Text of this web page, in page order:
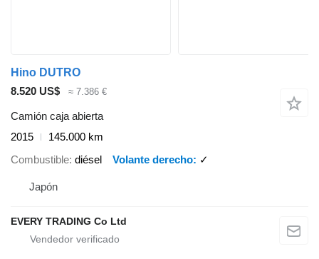
Hino DUTRO
8.520 US$
≈ 7.386 €
Camión caja abierta
2015
145.000 km
Combustible diésel Volante derecho ✓
Japón
EVERY TRADING Co Ltd